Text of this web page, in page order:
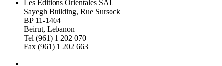
Les Editions Orientales SAL
Sayegh Building, Rue Sursock
BP 11-1404
Beirut, Lebanon
Tel (961) 1 202 070
Fax (961) 1 202 663